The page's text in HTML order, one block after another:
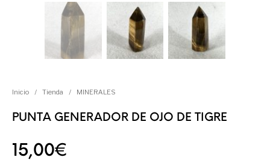
Inicio / Tienda / MINERALES
PUNTA GENERADOR DE OJO DE TIGRE
15,00€